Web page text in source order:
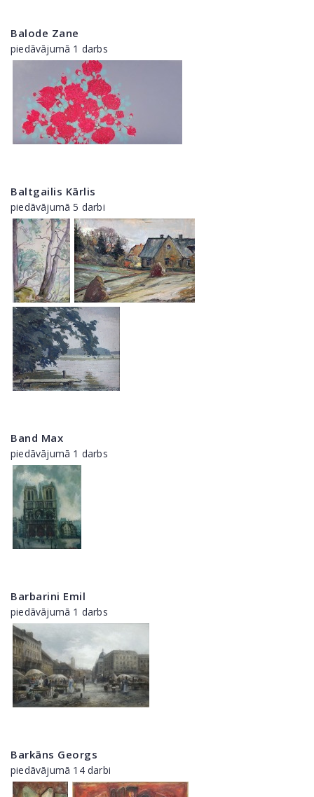
Balode Zane
piedāvājumā 1 darbs
Baltgailis Kārlis
piedāvājumā 5 darbi
Band Max
piedāvājumā 1 darbs
Barbarini Emil
piedāvājumā 1 darbs
Barkāns Georgs
piedāvājumā 14 darbi